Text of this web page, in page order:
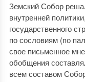
Земский Собор
внутренней
государственного
по сословиям (по
свое письменное
обобщения
всем составом